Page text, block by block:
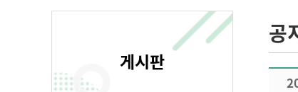
교육환경
오시는길
게시판
공